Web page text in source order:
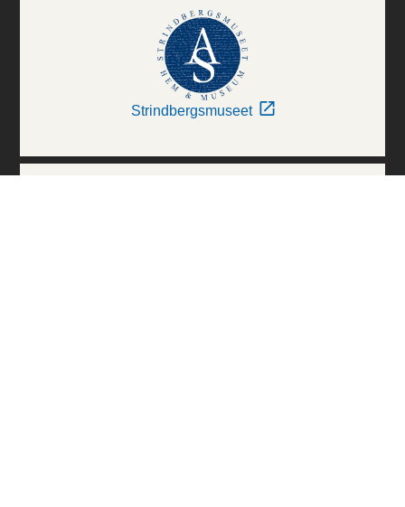
Strindbergsmuseet